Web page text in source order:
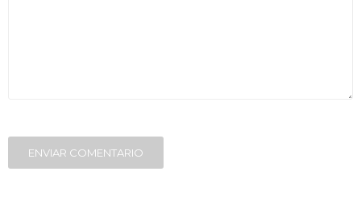
ENVIAR COMENTARIO